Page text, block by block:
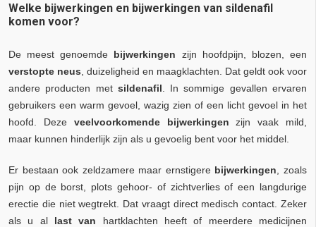
Welke bijwerkingen en bijwerkingen van sildenafil
komen voor?
De meest genoemde bijwerkingen zijn hoofdpijn, blozen, een
verstopte neus , duizeligheid en maagklachten. Dat geldt ook voor
andere producten met sildenafil . In sommige gevallen ervaren
gebruikers een warm gevoel, wazig zien of een licht gevoel in het
hoofd. Deze veelvoorkomende bijwerkingen zijn vaak mild,
maar kunnen hinderlijk zijn als u gevoelig bent voor het middel.
Er bestaan ook zeldzamere maar ernstigere bijwerkingen , zoals
pijn op de borst, plots gehoor- of zichtverlies of een langdurige
erectie die niet wegtrekt. Dat vraagt direct medisch contact. Zeker
als u al last van hartklachten heeft of meerdere medicijnen